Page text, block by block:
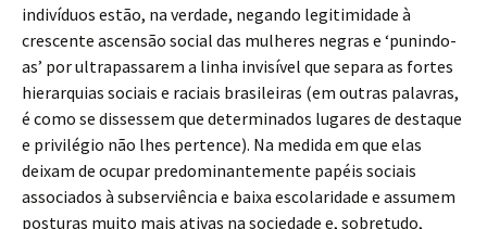
indivíduos estão, na verdade, negando legitimidade à
crescente ascensão social das mulheres negras e ‘punindo-
as’ por ultrapassarem a linha invisível que separa as fortes
hierarquias sociais e raciais brasileiras (em outras palavras,
é como se dissessem que determinados lugares de destaque
e privilégio não lhes pertence). Na medida em que elas
deixam de ocupar predominantemente papéis sociais
associados à subserviência e baixa escolaridade e assumem
posturas muito mais ativas na sociedade e, sobretudo,